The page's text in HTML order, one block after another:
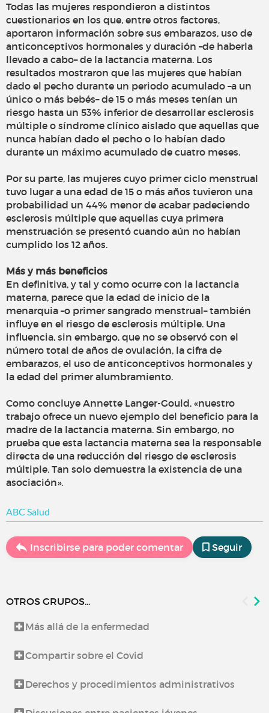
Todas las mujeres respondieron a distintos
cuestionarios en los que, entre otros factores,
aportaron información sobre sus embarazos, uso de
anticonceptivos hormonales y duración –de haberla
llevado a cabo– de la lactancia materna. Los
resultados mostraron que las mujeres que habían
dado el pecho durante un periodo acumulado –a un
único o más bebés– de 15 o más meses tenían un
riesgo hasta un 53% inferior de desarrollar esclerosis
múltiple o síndrome clínico aislado que aquellas que
nunca habían dado el pecho o lo habían dado
durante un máximo acumulado de cuatro meses.
Por su parte, las mujeres cuyo primer ciclo menstrual
tuvo lugar a una edad de 15 o más años tuvieron una
probabilidad un 44% menor de acabar padeciendo
esclerosis múltiple que aquellas cuya primera
menstruación se presentó cuando aún no habían
cumplido los 12 años.
Más y más beneficios
En definitiva, y tal y como ocurre con la lactancia
materna, parece que la edad de inicio de la
menarquia –o primer sangrado menstrual– también
influye en el riesgo de esclerosis múltiple. Una
influencia, sin embargo, que no se observó con el
número total de años de ovulación, la cifra de
embarazos, el uso de anticonceptivos hormonales y
la edad del primer alumbramiento.
Como concluye Annette Langer-Gould, «nuestro
trabajo ofrece un nuevo ejemplo del beneficio para la
madre de la lactancia materna. Sin embargo, no
prueba que esta lactancia materna sea la responsable
directa de una reducción del riesgo de esclerosis
múltiple. Tan solo demuestra la existencia de una
asociación».
ABC Salud
Inscribirse para poder comentar Seguir
OTROS GRUPOS...
Más allá de la enfermedad
Compartir sobre el Covid
Derechos y procedimientos administrativos